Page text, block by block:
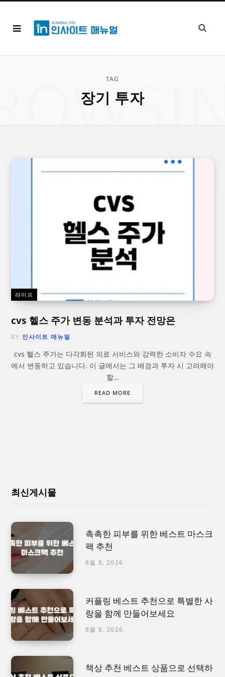
TAG
장기 투자
라이프
cvs 헬스 주가 변동 분석과 투자 전망은
BY 인사이트 매뉴얼
cvs 헬스 주가는 다각화된 의료 서비스와 강력한 소비자 수요 속
에서 변동하고 있습니다. 이 글에서는 그 배경과 투자 시 고려해야
할…
READ MORE
최신게시물
촉촉한 피부를 위한 베스트 마스크
팩 추천
8월 8, 2026
커플링 베스트 추천으로 특별한 사
랑을 함께 만들어보세요
8월 8, 2026
책상 추천 베스트 상품으로 선택하